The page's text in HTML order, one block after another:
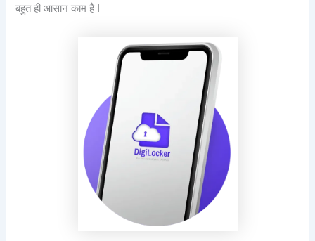
बहुत ही आसान काम है I